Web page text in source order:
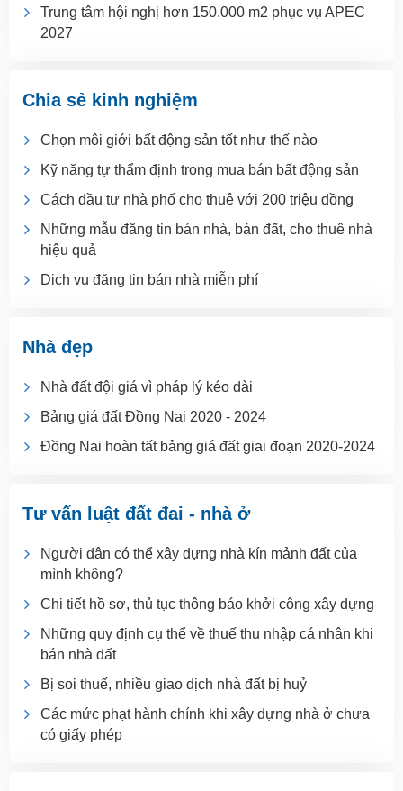
Trung tâm hội nghị hơn 150.000 m2 phục vụ APEC
2027
Chia sẻ kinh nghiệm
Chọn môi giới bất động sản tốt như thế nào
Kỹ năng tự thẩm định trong mua bán bất động sản
Cách đầu tư nhà phố cho thuê với 200 triệu đồng
Những mẫu đăng tin bán nhà, bán đất, cho thuê nhà
hiệu quả
Dịch vụ đăng tin bán nhà miễn phí
Nhà đẹp
Nhà đất đội giá vì pháp lý kéo dài
Bảng giá đất Đồng Nai 2020 - 2024
Đồng Nai hoàn tất bảng giá đất giai đoạn 2020-2024
Tư vấn luật đất đai - nhà ở
Người dân có thể xây dựng nhà kín mảnh đất của
mình không?
Chi tiết hồ sơ, thủ tục thông báo khởi công xây dựng
Những quy định cụ thể về thuế thu nhập cá nhân khi
bán nhà đất
Bị soi thuế, nhiều giao dịch nhà đất bị huỷ
Các mức phạt hành chính khi xây dựng nhà ở chưa
có giấy phép